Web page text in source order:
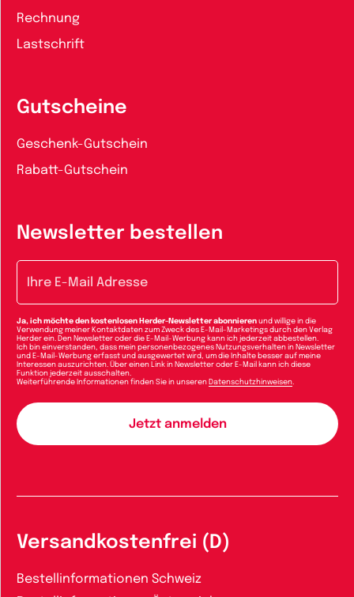
Rechnung
Lastschrift
Gutscheine
Geschenk-Gutschein
Rabatt-Gutschein
Newsletter bestellen
Ja, ich möchte den kostenlosen Herder-Newsletter abonnieren und willige in die
Verwendung meiner Kontaktdaten zum Zweck des E-Mail-Marketings durch den Verlag
Herder ein. Den Newsletter oder die E-Mail-Werbung kann ich jederzeit abbestellen.
Ich bin einverstanden, dass mein personenbezogenes Nutzungsverhalten in Newsletter
und E-Mail-Werbung erfasst und ausgewertet wird, um die Inhalte besser auf meine
Interessen auszurichten. Über einen Link in Newsletter oder E-Mail kann ich diese
Funktion jederzeit ausschalten.
Weiterführende Informationen finden Sie in unseren Datenschutzhinweisen.
Versandkostenfrei (D)
Bestellinformationen Schweiz